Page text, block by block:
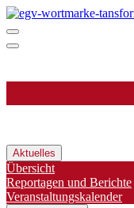
Aktuelles
Übersicht
Reportagen und Berichte
Veranstaltungskalender